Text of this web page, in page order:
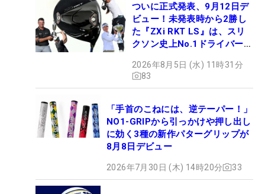
ついに正式発表、9月12日デ
ビュー！未発表時から2勝し
た『ZXi RKT LS』は、スリ
クソン史上No.1ドライバー!?
2026年8月5日 (水) 11時31分
83
「手首のこねには、逆テーパー！」
NO1-GRIPから引っかけや押し出し
に効く3種の新作パターグリップが
8月8日デビュー
2026年7月30日 (木) 14時20分 33